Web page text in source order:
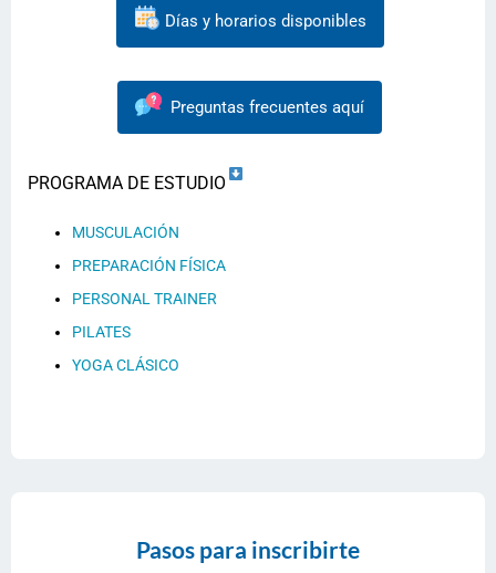
Días y horarios disponibles
Preguntas frecuentes aquí
PROGRAMA DE ESTUDIO
MUSCULACIÓN
PREPARACIÓN FÍSICA
PERSONAL TRAINER
PILATES
YOGA CLÁSICO
Pasos para inscribirte